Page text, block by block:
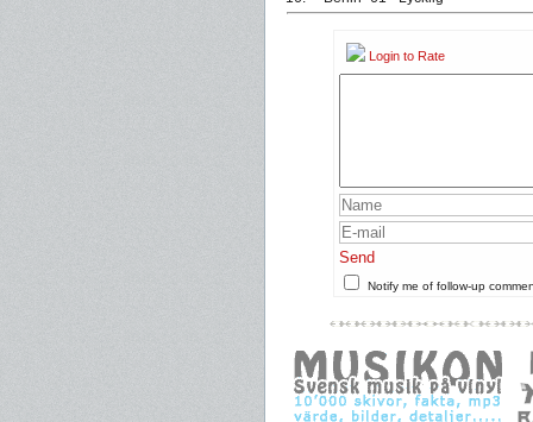
Login to Rate
Send
Notify me of follow-up